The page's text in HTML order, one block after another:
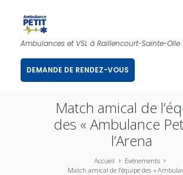
Ambulances et VSL à Raillencourt-Sainte-Olle
DEMANDE DE RENDEZ-VOUS
Match amical de
des « Ambulance
l’Arena
Accueil
Evénements
Match amical de l’équipe des «